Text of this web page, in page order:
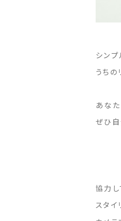
シンプ
うち
あな
ぜひ
協力し
スタ